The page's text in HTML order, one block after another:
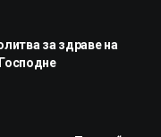
за здраве на